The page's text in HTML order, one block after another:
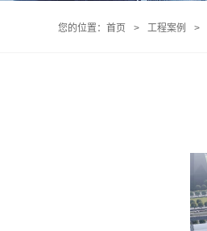
您的位置： 首页 > 工程案例 >